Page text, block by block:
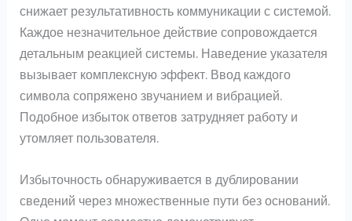
снижает результативность коммуникации с системой.
Каждое незначительное действие сопровождается
детальным реакцией системы. Наведение указателя
вызывает комплексную эффект. Ввод каждого
символа сопряжено звучанием и вибрацией.
Подобное избыток ответов затрудняет работу и
утомляет пользователя.
Избыточность обнаруживается в дублировании
сведений через множественные пути без оснований.